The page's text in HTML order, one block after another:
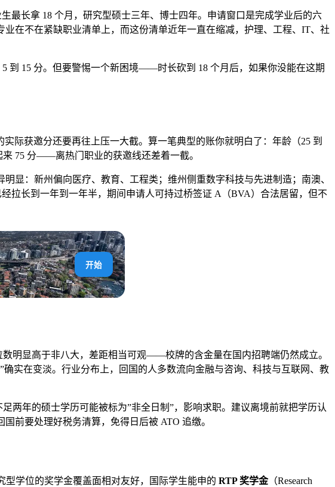
最长拿 18 个月，研究型硕士三年、博士四年。申请窗口是完成学业后的六
在不在紧缺职业清单上，而这份清单近年一直在缩减，护理、工程、IT、社
到 15 分。但要警惕一个新困境——时长砍到 18 个月后，如果你没能在这期
际获邀分还要再往上压一大截。算一笔典型的账你就明白了：年龄（25 到
来 75 分——离热门职业的获邀线还差着一截。
明显：新州偏向医疗、教育、工程类；维州侧重数字科技与先进制造；南澳、
拉长到一年到一年半，期间申请人可持过桥签证 A（BVA）合法居留，但不
开始
明显高于非八大，差距相当可观——校牌的含金量在国内招聘端仍然成立。
实在变淡。行业分布上，回国的人多数流向金融与咨询、科技与互联网、教
两年的硕士学历可能被标为”非全日制”，影响求职。建议离境前就把学历认
前要处理好税务清算，免得日后被 ATO 追缴。
学位的奖学金覆盖面相对友好，国际学生能申的 RTP 奖学金（Research